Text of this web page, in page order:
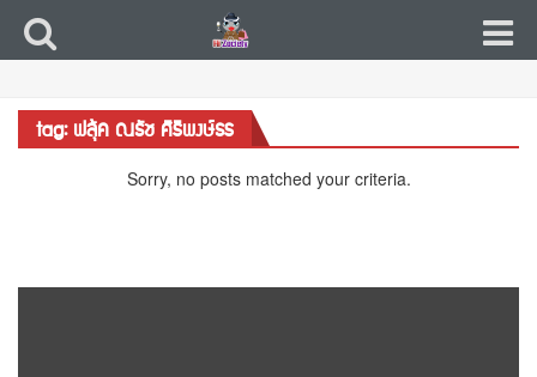
tag: ฟลุ้ค ณธัช ศิริพงษ์ธร
Sorry, no posts matched your criteria.